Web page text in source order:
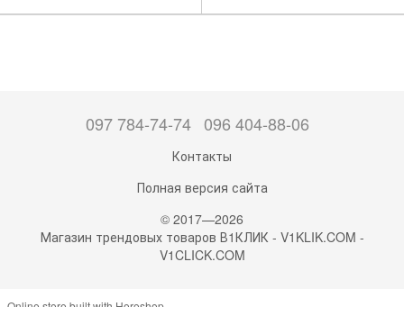
097 784-74-74 096 404-88-06
Контакты
Полная версия сайта
© 2017—2026
Магазин трендовых товаров В1КЛИК - V1KLIK.COM -
V1CLICK.COM
Online store built with Horoshop